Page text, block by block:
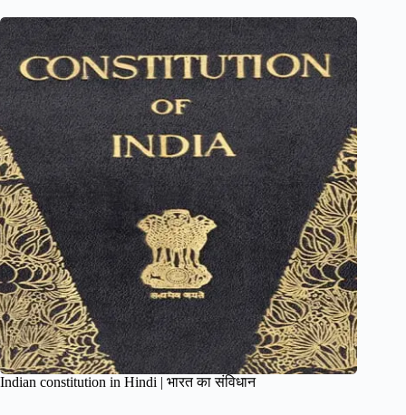
Indian constitution in Hindi | भारत का संविधान